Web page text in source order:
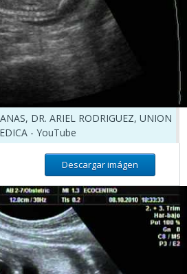
DR. ARIEL RODRIGUEZ, UNION
- YouTube
Descargar imágen